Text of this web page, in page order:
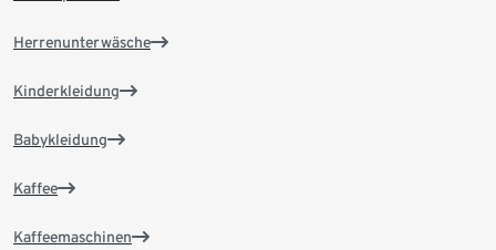
Herrenunterwäsche
Kinderkleidung
Babykleidung
Kaffee
Kaffeemaschinen